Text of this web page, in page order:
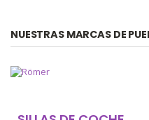
NUESTRAS MARCAS DE